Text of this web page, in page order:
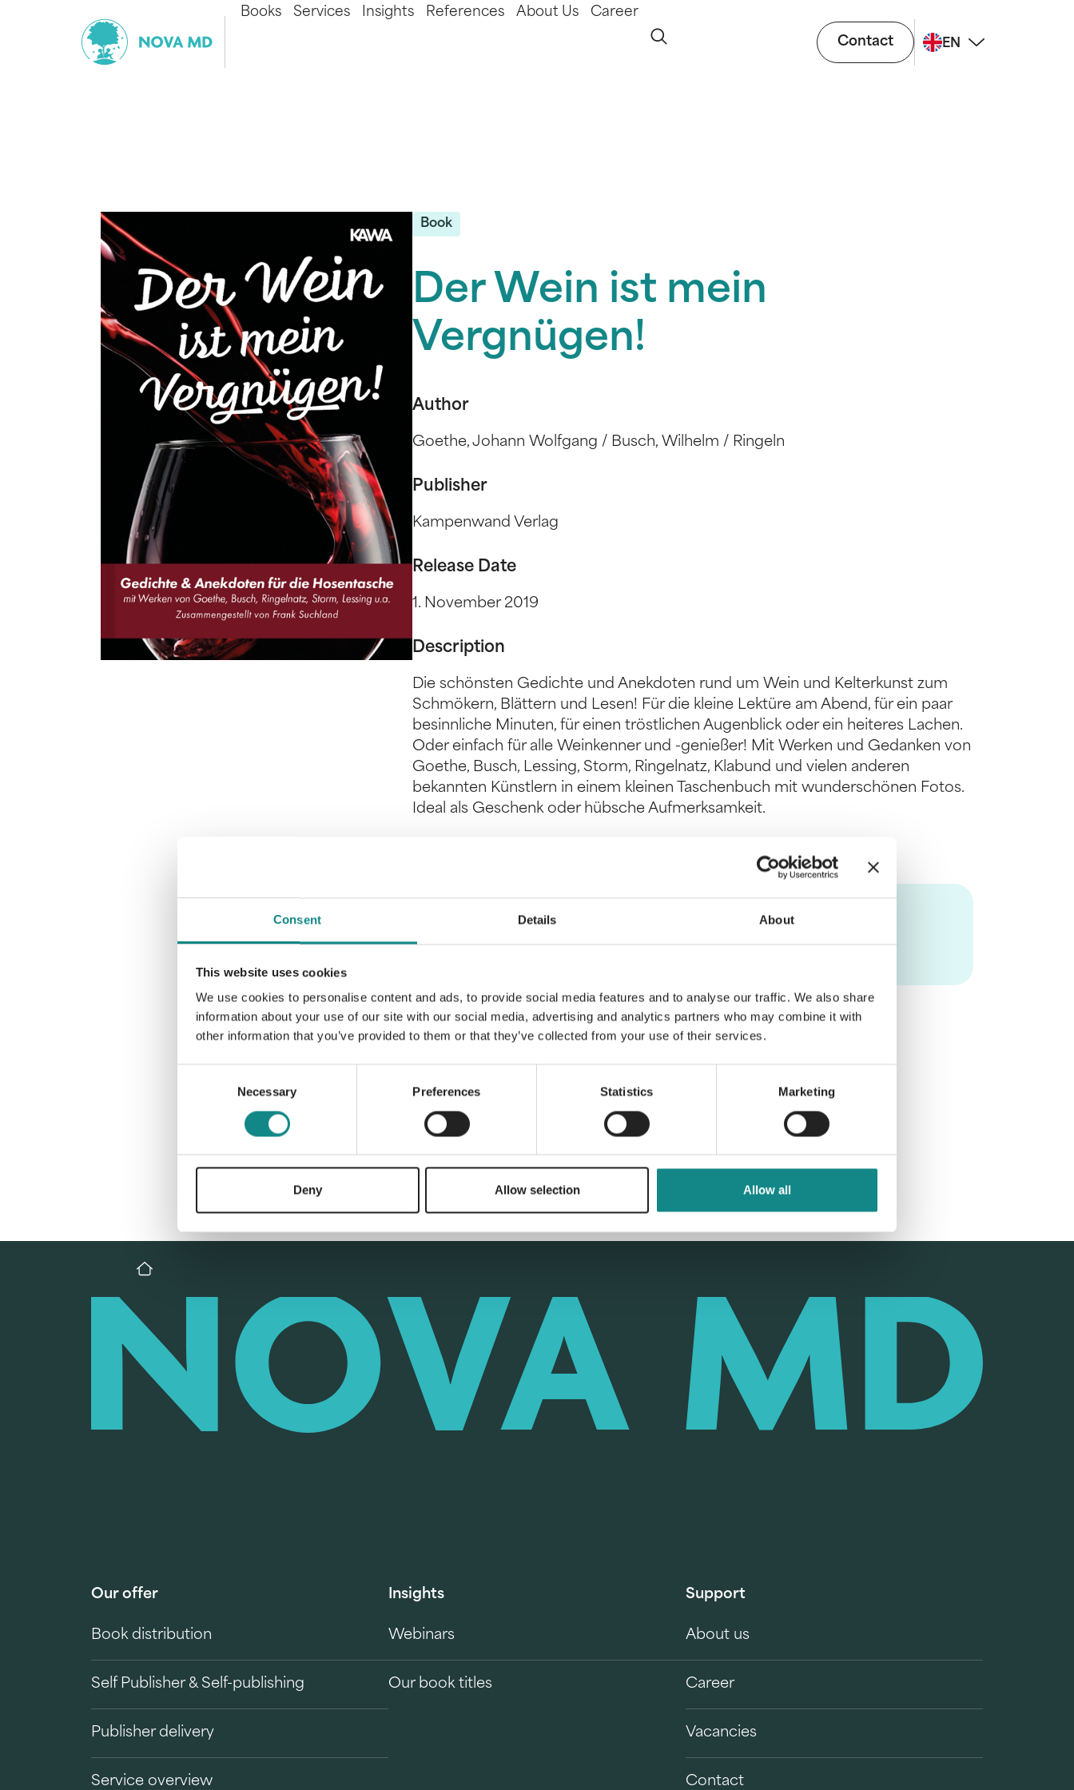
Consent Details About
This website uses cookies
We use cookies to personalise content and ads, to provide social media features and to analyse our traffic. We also share
information about your use of our site with our social media, advertising and analytics partners who may combine it with
other information that you’ve provided to them or that they’ve collected from your use of their services.
Necessary Preferences Statistics Marketing
Deny Allow selection Allow all
Books Services Insights References About Us Career
Contact EN
Book
Der Wein ist mein
Vergnügen!
Author
Goethe, Johann Wolfgang / Busch, Wilhelm / Ringeln
Publisher
Kampenwand Verlag
Release Date
1. November 2019
Description
Die schönsten Gedichte und Anekdoten rund um Wein und Kelterkunst zum
Schmökern, Blättern und Lesen! Für die kleine Lektüre am Abend, für ein paar
besinnliche Minuten, für einen tröstlichen Augenblick oder ein heiteres Lachen.
Oder einfach für alle Weinkenner und -genießer! Mit Werken und Gedanken von
Goethe, Busch, Lessing, Storm, Ringelnatz, Klabund und vielen anderen
bekannten Künstlern in einem kleinen Taschenbuch mit wunderschönen Fotos.
Ideal als Geschenk oder hübsche Aufmerksamkeit.
Information
PDF
Back to overview
Our offer
Book distribution
Self Publisher & Self-publishing
Publisher delivery
Service overview
Insights
Webinars
Our book titles
Support
About us
Career
Vacancies
Contact